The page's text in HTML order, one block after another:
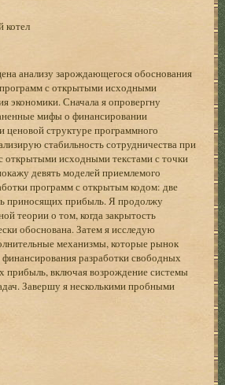
анализу зарождающегося обоснования
с открытыми исходными
экономики. Сначала я опровергну
мифы о финансировании
ценовой структуре программного
стабильность сотрудничества при
открытыми исходными текстами с точки
девять моделей приемлемого
программ с открытым кодом: две
приносящих прибыль. Я продолжу
теории о том, когда закрытость
обоснована. Затем я исследую
механизмы, которые рынок
финансирования разработки свободных
прибыль, включая возрождение системы
Завершу я несколькими пробными